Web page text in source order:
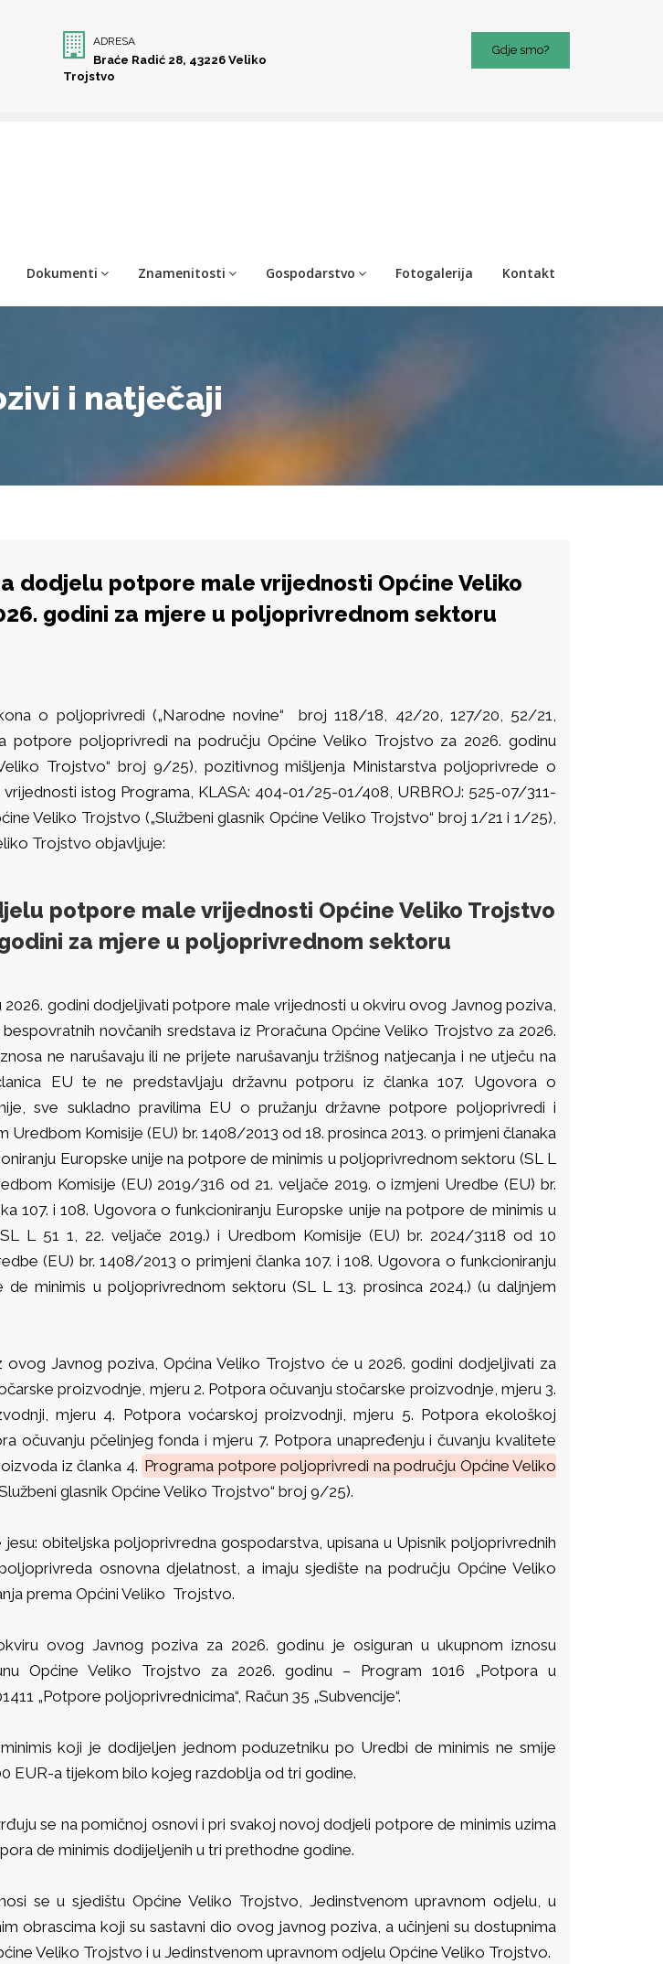
ADRESA
Braće Radić 28, 43226 Veliko
Trojstvo
Gdje smo?
Dokumenti Znamenitosti Gospodarstvo Fotogalerija Kontakt
i natječaji
dodjelu potpore male vrijednosti Općine Veliko
godini za mjere u poljoprivrednom sektoru
o poljoprivredi („Narodne novine“ broj 118/18, 42/20, 127/20, 52/21,
potpore poljoprivredi na području Općine Veliko Trojstvo za 2026. godinu
Trojstvo“ broj 9/25), pozitivnog mišljenja Ministarstva poljoprivrede o
istog Programa, KLASA: 404-01/25-01/408, URBROJ: 525-07/311-
Veliko Trojstvo („Službeni glasnik Općine Veliko Trojstvo“ broj 1/21 i 1/25),
Trojstvo objavljuje:
potpore male vrijednosti Općine Veliko Trojstvo
za mjere u poljoprivrednom sektoru
godini dodjeljivati potpore male vrijednosti u okviru ovog Javnog poziva,
novčanih sredstava iz Proračuna Općine Veliko Trojstvo za 2026.
ne narušavaju ili ne prijete narušavanju tržišnog natjecanja i ne utječu na
EU te ne predstavljaju državnu potporu iz članka 107. Ugovora o
sve sukladno pravilima EU o pružanju državne potpore poljoprivredi i
Uredbom Komisije (EU) br. 1408/2013 od 18. prosinca 2013. o primjeni članaka
Europske unije na potpore de minimis u poljoprivrednom sektoru (SL L
Komisije (EU) 2019/316 od 21. veljače 2019. o izmjeni Uredbe (EU) br.
107. i 108. Ugovora o funkcioniranju Europske unije na potpore de minimis u
L 51 1, 22. veljače 2019.) i Uredbom Komisije (EU) br. 2024/3118 od 10
(EU) br. 1408/2013 o primjeni članka 107. i 108. Ugovora o funkcioniranju
de minimis u poljoprivrednom sektoru (SL L 13. prosinca 2024.) (u daljnjem
Javnog poziva, Općina Veliko Trojstvo će u 2026. godini dodjeljivati za
proizvodnje, mjeru 2. Potpora očuvanju stočarske proizvodnje, mjeru 3.
mjeru 4. Potpora voćarskoj proizvodnji, mjeru 5. Potpora ekološkoj
očuvanju pčelinjeg fonda i mjeru 7. Potpora unapređenju i čuvanju kvalitete
iz članka 4. Programa potpore poljoprivredi na području Općine Veliko
glasnik Općine Veliko Trojstvo“ broj 9/25).
obiteljska poljoprivredna gospodarstva, upisana u Upisnik poljoprivrednih
osnovna djelatnost, a imaju sjedište na području Općine Veliko
prema Općini Veliko Trojstvo.
ovog Javnog poziva za 2026. godinu je osiguran u ukupnom iznosu
Općine Veliko Trojstvo za 2026. godinu – Program 1016 „Potpora u
„Potpore poljoprivrednicima“, Račun 35 „Subvencije“.
koji je dodijeljen jednom poduzetniku po Uredbi de minimis ne smije
EUR-a tijekom bilo kojeg razdoblja od tri godine.
se na pomičnoj osnovi i pri svakoj novoj dodjeli potpore de minimis uzima
de minimis dodijeljenih u tri prethodne godine.
se u sjedištu Općine Veliko Trojstvo, Jedinstvenom upravnom odjelu, u
obrascima koji su sastavni dio ovog javnog poziva, a učinjeni su dostupnima
Veliko Trojstvo i u Jedinstvenom upravnom odjelu Općine Veliko Trojstvo.